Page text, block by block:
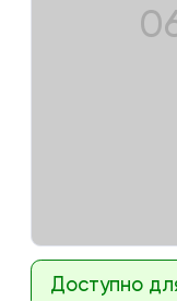
Доступно